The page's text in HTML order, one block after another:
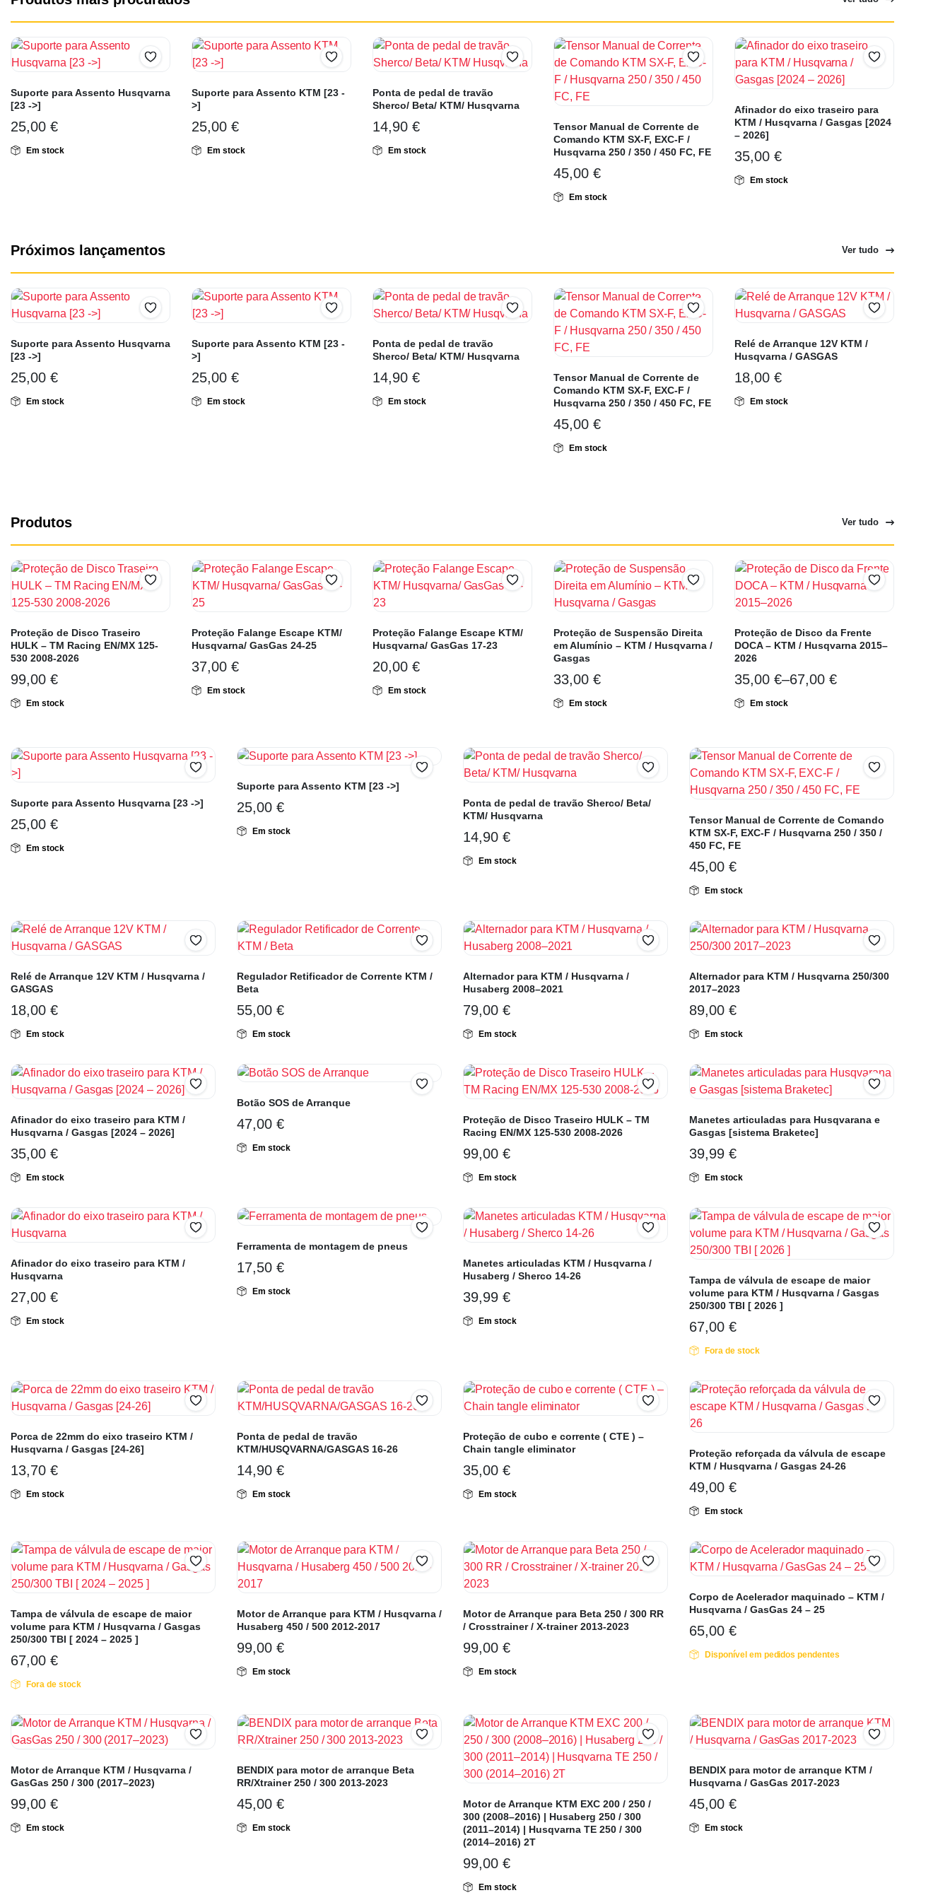
Suporte para Assento Husqvarna
[23 ->]
25,00 €
Em stock
Suporte para Assento KTM [23 -
>]
25,00 €
Em stock
Ponta de pedal de travão
Sherco/ Beta/ KTM/ Husqvarna
14,90 €
Em stock
Tensor Manual de Corrente de
Comando KTM SX-F, EXC-F /
Husqvarna 250 / 350 / 450 FC, FE
45,00 €
Em stock
Afinador do eixo traseiro para
KTM / Husqvarna / Gasgas [2024
– 2026]
35,00 €
Em stock
Próximos lançamentos Ver tudo
Suporte para Assento Husqvarna
[23 ->]
25,00 €
Em stock
Suporte para Assento KTM [23 -
>]
25,00 €
Em stock
Ponta de pedal de travão
Sherco/ Beta/ KTM/ Husqvarna
14,90 €
Em stock
Tensor Manual de Corrente de
Comando KTM SX-F, EXC-F /
Husqvarna 250 / 350 / 450 FC, FE
45,00 €
Em stock
Relé de Arranque 12V KTM /
Husqvarna / GASGAS
18,00 €
Em stock
Produtos Ver tudo
Proteção de Disco Traseiro
HULK – TM Racing EN/MX 125-
530 2008-2026
99,00 €
Em stock
Proteção Falange Escape KTM/
Husqvarna/ GasGas 24-25
37,00 €
Em stock
Proteção Falange Escape KTM/
Husqvarna/ GasGas 17-23
20,00 €
Em stock
Proteção de Suspensão Direita
em Alumínio – KTM / Husqvarna /
Gasgas
33,00 €
Em stock
Proteção de Disco da Frente
DOCA – KTM / Husqvarna 2015–
2026
35,00 €–67,00 €
Em stock
Suporte para Assento Husqvarna [23 ->]
25,00 €
Em stock
Suporte para Assento KTM [23 ->]
25,00 €
Em stock
Ponta de pedal de travão Sherco/ Beta/
KTM/ Husqvarna
14,90 €
Em stock
Tensor Manual de Corrente de Comando
KTM SX-F, EXC-F / Husqvarna 250 / 350 /
450 FC, FE
45,00 €
Em stock
Relé de Arranque 12V KTM / Husqvarna /
GASGAS
18,00 €
Em stock
Regulador Retificador de Corrente KTM /
Beta
55,00 €
Em stock
Alternador para KTM / Husqvarna /
Husaberg 2008–2021
79,00 €
Em stock
Alternador para KTM / Husqvarna 250/300
2017–2023
89,00 €
Em stock
Afinador do eixo traseiro para KTM /
Husqvarna / Gasgas [2024 – 2026]
35,00 €
Em stock
Botão SOS de Arranque
47,00 €
Em stock
Proteção de Disco Traseiro HULK – TM
Racing EN/MX 125-530 2008-2026
99,00 €
Em stock
Manetes articuladas para Husqvarana e
Gasgas [sistema Braketec]
39,99 €
Em stock
Afinador do eixo traseiro para KTM /
Husqvarna
27,00 €
Em stock
Ferramenta de montagem de pneus
17,50 €
Em stock
Manetes articuladas KTM / Husqvarna /
Husaberg / Sherco 14-26
39,99 €
Em stock
Tampa de válvula de escape de maior
volume para KTM / Husqvarna / Gasgas
250/300 TBI [ 2026 ]
67,00 €
Fora de stock
Porca de 22mm do eixo traseiro KTM /
Husqvarna / Gasgas [24-26]
13,70 €
Em stock
Ponta de pedal de travão
KTM/HUSQVARNA/GASGAS 16-26
14,90 €
Em stock
Proteção de cubo e corrente ( CTE ) –
Chain tangle eliminator
35,00 €
Em stock
Proteção reforçada da válvula de escape
KTM / Husqvarna / Gasgas 24-26
49,00 €
Em stock
Tampa de válvula de escape de maior
volume para KTM / Husqvarna / Gasgas
250/300 TBI [ 2024 – 2025 ]
67,00 €
Fora de stock
Motor de Arranque para KTM / Husqvarna /
Husaberg 450 / 500 2012-2017
99,00 €
Em stock
Motor de Arranque para Beta 250 / 300 RR
/ Crosstrainer / X-trainer 2013-2023
99,00 €
Em stock
Corpo de Acelerador maquinado – KTM /
Husqvarna / GasGas 24 – 25
65,00 €
Disponível em pedidos pendentes
Motor de Arranque KTM / Husqvarna /
GasGas 250 / 300 (2017–2023)
99,00 €
Em stock
BENDIX para motor de arranque Beta
RR/Xtrainer 250 / 300 2013-2023
45,00 €
Em stock
Motor de Arranque KTM EXC 200 / 250 /
300 (2008–2016) | Husaberg 250 / 300
(2011–2014) | Husqvarna TE 250 / 300
(2014–2016) 2T
99,00 €
Em stock
BENDIX para motor de arranque KTM /
Husqvarna / GasGas 2017-2023
45,00 €
Em stock